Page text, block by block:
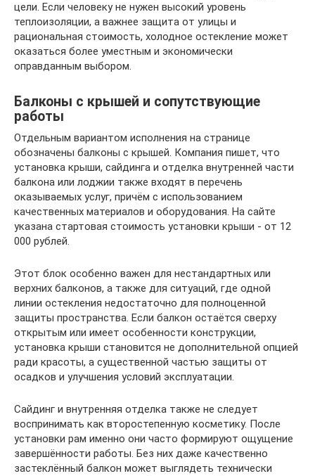
цели. Если человеку не нужен высокий уровень
теплоизоляции, а важнее защита от улицы и
рациональная стоимость, холодное остекление может
оказаться более уместным и экономически
оправданным выбором.
Балконы с крышей и сопутствующие
работы
Отдельным вариантом исполнения на странице
обозначены балконы с крышей. Компания пишет, что
установка крыши, сайдинга и отделка внутренней части
балкона или лоджии также входят в перечень
оказываемых услуг, причём с использованием
качественных материалов и оборудования. На сайте
указана стартовая стоимость установки крыши - от 12
000 рублей.
Этот блок особенно важен для нестандартных или
верхних балконов, а также для ситуаций, где одной
линии остекления недостаточно для полноценной
защиты пространства. Если балкон остаётся сверху
открытым или имеет особенности конструкции,
установка крыши становится не дополнительной опцией
ради красоты, а существенной частью защиты от
осадков и улучшения условий эксплуатации.
Сайдинг и внутренняя отделка также не следует
воспринимать как второстепенную косметику. После
установки рам именно они часто формируют ощущение
завершённости работы. Без них даже качественно
застеклённый балкон может выглядеть технически